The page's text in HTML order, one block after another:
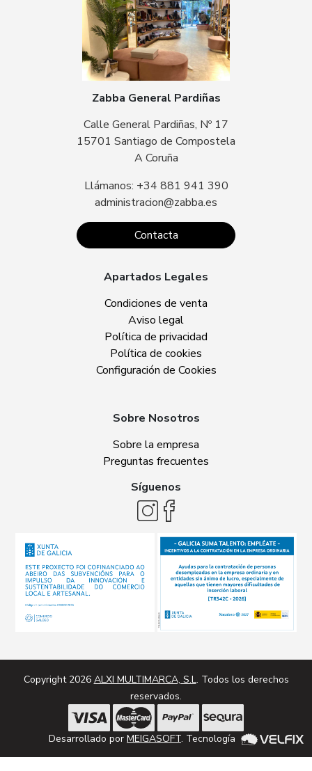
Zabba General Pardiñas
Calle General Pardiñas, Nº 17
15701 Santiago de Compostela
A Coruña
Llámanos: +34 881 941 390
administracion@zabba.es
Contacta
Apartados Legales
Condiciones de venta
Aviso legal
Política de privacidad
Política de cookies
Configuración de Cookies
Sobre Nosotros
Sobre la empresa
Preguntas frecuentes
Síguenos
Copyright 2026 ALXI MULTIMARCA, S.L. Todos los derechos
reservados.
Desarrollado por MEIGASOFT. Tecnología